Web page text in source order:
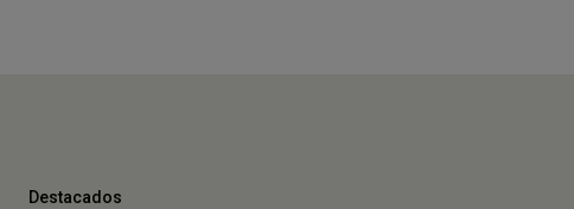
Destacados